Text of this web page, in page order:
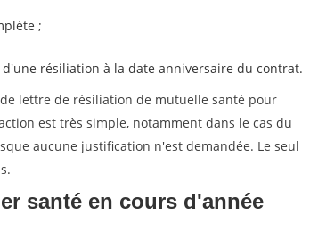
;
résiliation à la date anniversaire du contrat.
lettre de résiliation de mutuelle santé pour
est très simple, notamment dans le cas du
aucune justification n'est demandée. Le seul
santé en cours d'année